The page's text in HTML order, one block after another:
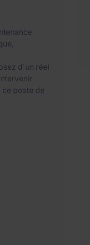
d'un réel
poste de